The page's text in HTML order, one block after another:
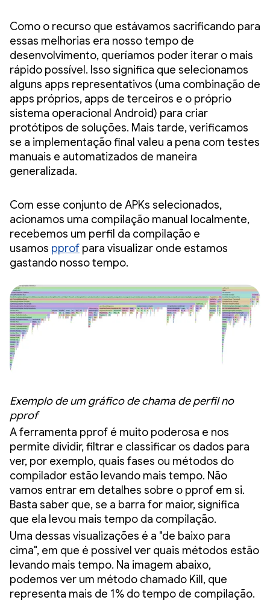
Como o recurso que estávamos sacrificando para
essas melhorias era nosso tempo de
desenvolvimento, queríamos poder iterar o mais
rápido possível. Isso significa que selecionamos
alguns apps representativos (uma combinação de
apps próprios, apps de terceiros e o próprio
sistema operacional Android) para criar
protótipos de soluções. Mais tarde, verificamos
se a implementação final valeu a pena com testes
manuais e automatizados de maneira
generalizada.
Com esse conjunto de APKs selecionados,
acionamos uma compilação manual localmente,
recebemos um perfil da compilação e
usamos pprof para visualizar onde estamos
gastando nosso tempo.
Exemplo de um gráfico de chama de perfil no
pprof
A ferramenta pprof é muito poderosa e nos
permite dividir, filtrar e classificar os dados para
ver, por exemplo, quais fases ou métodos do
compilador estão levando mais tempo. Não
vamos entrar em detalhes sobre o pprof em si.
Basta saber que, se a barra for maior, significa
que ela levou mais tempo da compilação.
Uma dessas visualizações é a "de baixo para
cima", em que é possível ver quais métodos estão
levando mais tempo. Na imagem abaixo,
podemos ver um método chamado Kill, que
representa mais de 1% do tempo de compilação.